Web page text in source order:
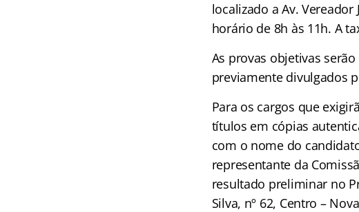
localizado a Av. Vereador
horário de 8h às 11h. A
As provas objetivas
previamente divulgados
Para os cargos que
títulos em cópias
com o nome do
representante da
resultado preliminar no
Silva, nº 62, Centro –